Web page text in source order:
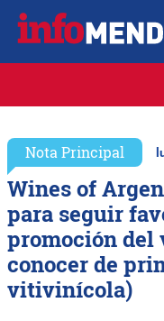
Nota Principal
Wines of
para seguir
promoción del
conocer de
vitivinícola)